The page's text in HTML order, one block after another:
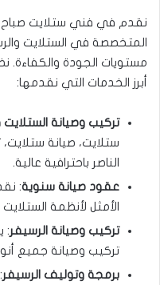
نقدم في فني ستلايت صباح
المتخصصة في الستلايت
مستويات الجودة والكفاءة.
أبرز الخدمات التي نقدمها:
تركيب وصيانة
ستلايت، صيانة
الناصر باحترافية عالية.
عقود صيانة سنوية:
الأمثل لأنظمة
تركيب وصيانة الرسيفر:
تركيب وصيانة جميع
برمجة وتوليف الرسيفر